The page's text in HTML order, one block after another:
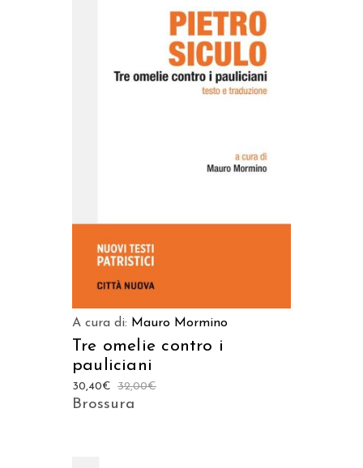
A cura di: Mauro Mormino
Tre omelie contro i
pauliciani
32,00€
30,40€
Brossura